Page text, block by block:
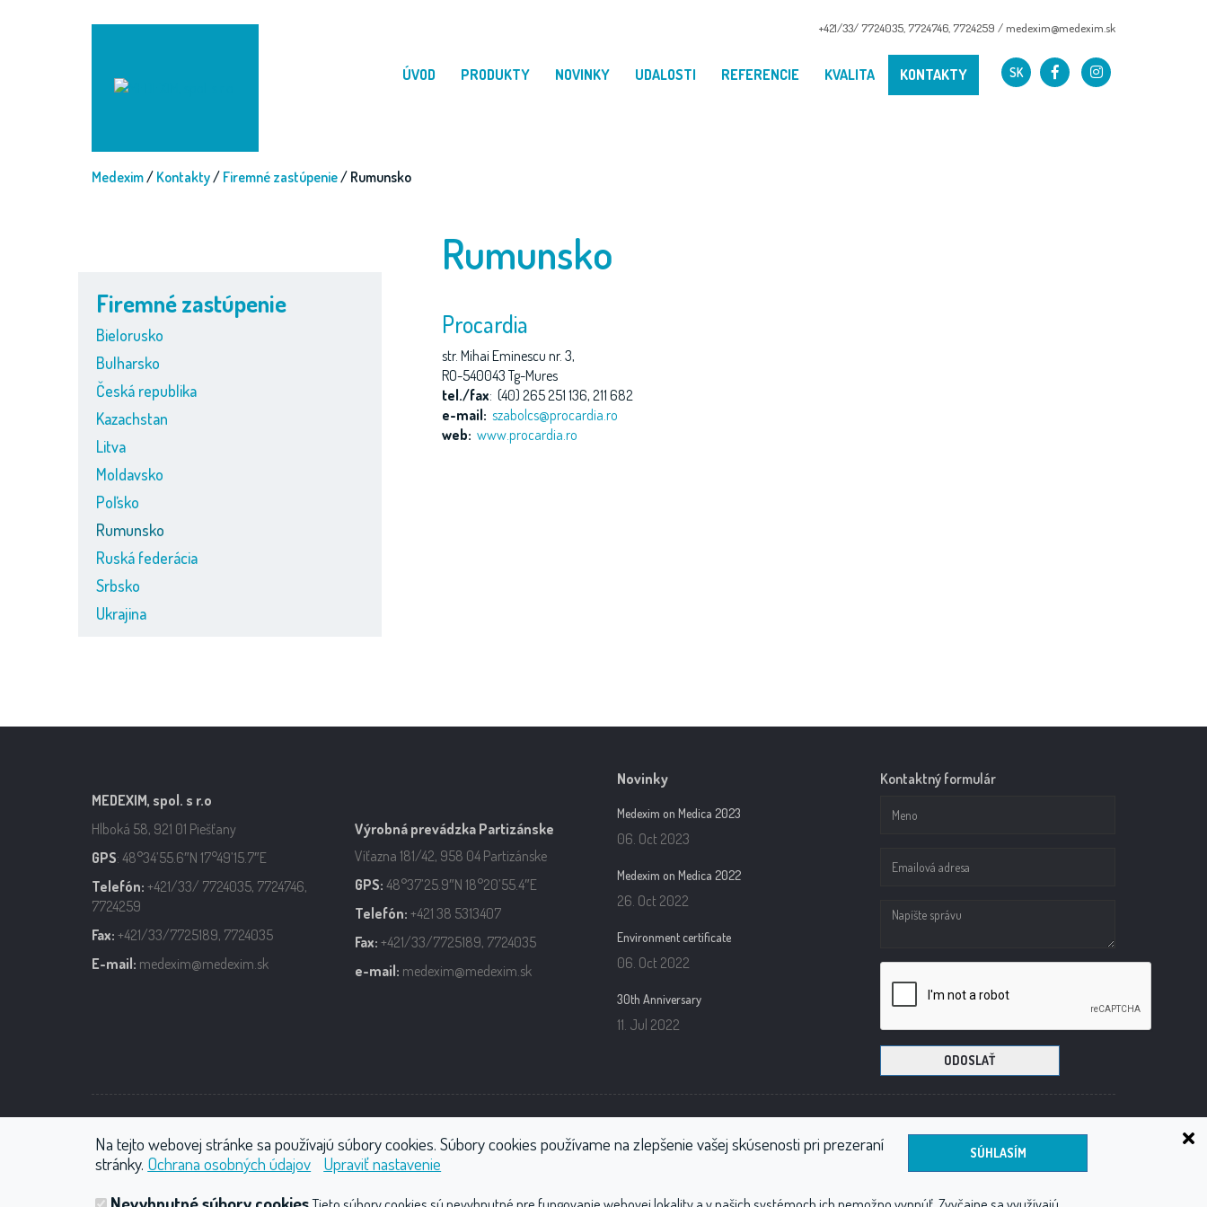
+421/33/ 7724035 7724746 7724259 / medexim@medexim.sk
SK
ÚVOD PRODUKTY NOVINKY UDALOSTI REFERENCIE KVALITA KONTAKTY
Medexim/ Kontakty/ Firemné zastúpenie/ Rumunsko
Firemné zastúpenie
Bielorusko
Bulharsko
Česká republika
Kazachstan
Litva
Moldavsko
Poľsko
Rumunsko
Ruská federácia
Srbsko
Ukrajina
Rumunsko
Procardia
str. Mihai Eminescu nr. 3,
RO-540043 Tg-Mures
tel./fax: (40) 265 251 136, 211 682
e-mail: szabolcs@procardia.ro
web: www.procardia.ro
MEDEXIM, spol. s r.o
Hlboká 58, 921 01 Piešťany
GPS: 48°34’55.6″N 17°49’15.7″E
Telefón: +421/33/ 7724035, 7724746,
7724259
Fax: +421/33/7725189, 7724035
E-mail: medexim@medexim.sk
Výrobná prevádzka Partizánske
Víťazna 181/42, 958 04 Partizánske
GPS: 48°37’25.9″N 18°20’55.4″E
Telefón: +421 38 5313407
Fax: +421/33/7725189, 7724035
e-mail: medexim@medexim.sk
Novinky
Medexim on Medica 2023
06. Oct 2023
Medexim on Medica 2022
26. Oct 2022
Environment certificate
06. Oct 2022
30th Anniversary
11. Jul 2022
Kontaktný formulár
ODOSLAŤ
Hydroterapia balneológia a balneotechnika
Na tejto webovej stránke sa používajú súbory cookies. Súbory cookies používame na zlepšenie vašej skúsenosti pri prezeraní
stránky. Ochrana osobných údajov Upraviť nastavenie